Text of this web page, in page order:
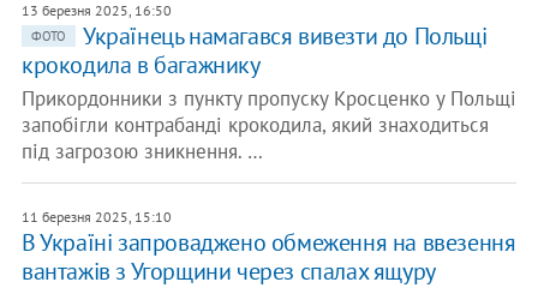
13 березня 2025, 16:50
ФОТО
Українець намагався вивезти до Польщі
крокодила в багажнику
Прикордонники з пункту пропуску Кросценко у Польщі
запобігли контрабанді крокодила, який знаходиться
під загрозою зникнення. …
11 березня 2025, 15:10
В Україні запроваджено обмеження на ввезення
вантажів з Угорщини через спалах ящуру